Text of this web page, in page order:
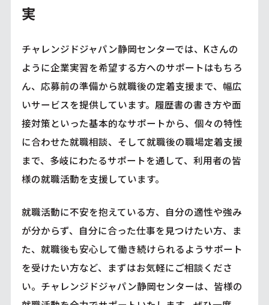
実
チャレンジドジャパン静岡センターでは、Kさんの
ように企業実習を希望する方へのサポートはもちろ
ん、応募前の準備から就職後の定着支援まで、幅広
いサービスを提供しています。履歴書の書き方や面
接対策といった基本的なサポートから、個々の特性
に合わせた就職相談、そして就職後の職場定着支援
まで、多岐にわたるサポートを通して、利用者の皆
様の就職活動を支援しています。
就職活動に不安を抱えている方、自分の適性や強み
が分からず、自分に合った仕事を見つけたい方、ま
た、就職後も安心して働き続けられるようサポート
を受けたい方など、まずはお気軽にご相談くださ
い。チャレンジドジャパン静岡センターは、皆様の